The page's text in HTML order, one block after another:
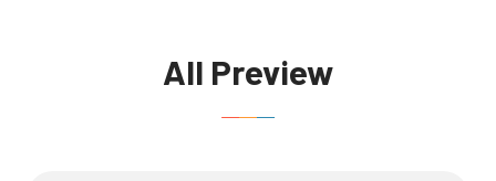
All Preview